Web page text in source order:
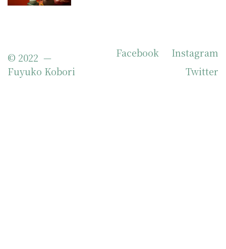
Facebook
Instagram
Twitter
© 2022 —
Fuyuko Kobori